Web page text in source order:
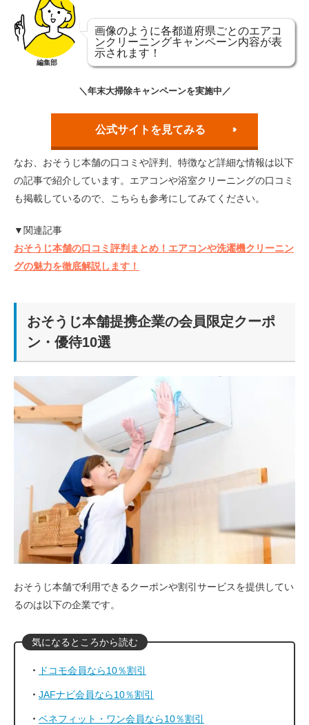
編集部
画像のように各都道府県ごとのエアコ
ンクリーニングキャンペーン内容が表
示されます！
＼年末大掃除キャンペーンを実施中／
公式サイトを見てみる
なお、おそうじ本舗の口コミや評判、特徴など詳細な情報は以下
の記事で紹介しています。エアコンや浴室クリーニングの口コミ
も掲載しているので、こちらも参考にしてみてください。
▼関連記事
おそうじ本舗の口コミ評判まとめ！エアコンや洗濯機クリーニン
グの魅力を徹底解説します！
おそうじ本舗提携企業の会員限定クーポ
ン・優待10選
おそうじ本舗で利用できるクーポンや割引サービスを提供してい
るのは以下の企業です。
ドコモ会員なら10％割引
JAFナビ会員なら10％割引
ベネフィット・ワン会員なら10％割引